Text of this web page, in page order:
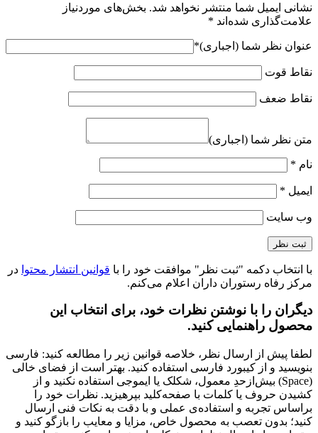
نشانی ایمیل شما منتشر نخواهد شد. بخش‌های موردنیاز
علامت‌گذاری شده‌اند *
عنوان نظر شما (اجباری)*
نقاط قوت
نقاط ضعف
متن نظر شما (اجباری)
نام *
ایمیل *
وب‌ سایت
با انتخاب دکمه "ثبت نظر" موافقت خود را با قوانین انتشار محتوا در
مرکز رفاه رستوران داران اعلام می‌کنم.
دیگران را با نوشتن نظرات خود، برای انتخاب این
محصول راهنمایی کنید.
لطفا پیش از ارسال نظر، خلاصه قوانین زیر را مطالعه کنید: فارسی
بنویسید و از کیبورد فارسی استفاده کنید. بهتر است از فضای خالی
(Space) بیش‌از‌حدِ معمول، شکلک یا ایموجی استفاده نکنید و از
کشیدن حروف یا کلمات با صفحه‌کلید بپرهیزید. نظرات خود را
براساس تجربه و استفاده‌ی عملی و با دقت به نکات فنی ارسال
کنید؛ بدون تعصب به محصول خاص، مزایا و معایب را بازگو کنید و